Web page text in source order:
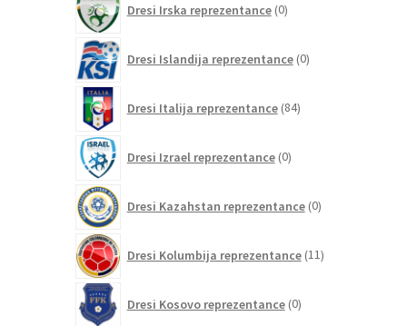
Dresi Irska reprezentance 0izdelkov
Dresi Islandija reprezentance 0izdelkov
Dresi Italija reprezentance 84izdelkov
Dresi Izrael reprezentance 0izdelkov
Dresi Kazahstan reprezentance 0izdelkov
Dresi Kolumbija reprezentance 11izdelkov
Dresi Kosovo reprezentance 0izdelkov